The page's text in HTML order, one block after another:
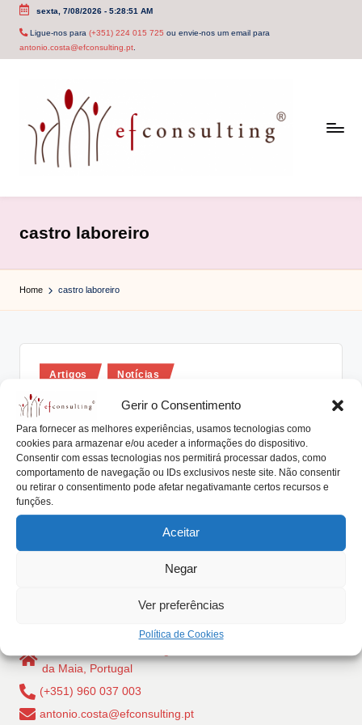
Gerir o Consentimento
Para fornecer as melhores experiências, usamos tecnologias como
cookies para armazenar e/ou aceder a informações do dispositivo.
Consentir com essas tecnologias nos permitirá processar dados, como
comportamento de navegação ou IDs exclusivos neste site. Não consentir
ou retirar o consentimento pode afetar negativamante certos recursos e
funções.
Aceitar
Negar
Ver preferências
Política de Cookies
Skip
sexta, 7/08/2026- 5:28:51 AM
Ligue-nos para (+351) 224 015 725 ou envie-nos um email para
antonio.costa@efconsulting.pt.
c
o
n
u
lt
i
n
g
.
p
castro laboreiro
Home castro laboreiro
Posted
Artigos Notícias
As Empresas Familiares do Parque
Nacional Peneda Gerês
Posted
António Nogueira da Costa Outubro 30, 2018
O Projeto de Revitalização dos Setores Produtivos
Tradicionais do Parque Nacional Peneda Gerês -
RevitAGRI-PNPG, …
da Maia, Portugal
(+351) 960 037 003
antonio.costa@efconsulting.pt